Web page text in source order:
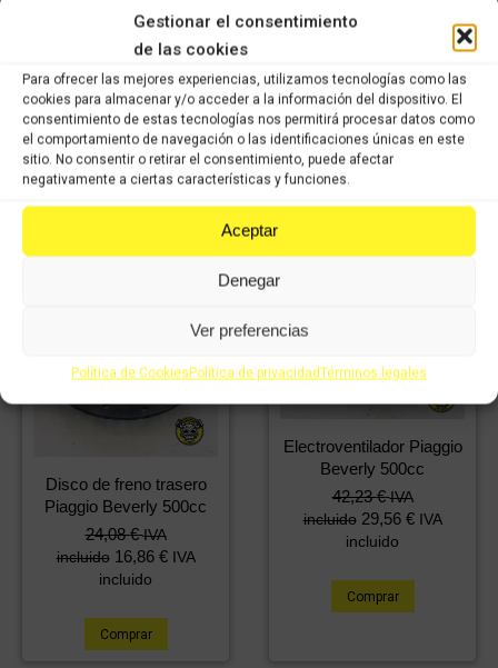
Gestionar el consentimiento
de las cookies
Para ofrecer las mejores experiencias, utilizamos tecnologías como las
cookies para almacenar y/o acceder a la información del dispositivo. El
consentimiento de estas tecnologías nos permitirá procesar datos como
el comportamiento de navegación o las identificaciones únicas en este
sitio. No consentir o retirar el consentimiento, puede afectar
negativamente a ciertas características y funciones.
Aceptar
Denegar
Ver preferencias
Política de CookiesPolítica de privacidadTérminos legales
Cierre de asiento Piaggio
Beverly 500cc
11,98€ IVA
incluido 8,39€ IVA
incluido
incluido
Comprar
Disco de freno trasero
Piaggio Beverly 500cc
24,08€ IVA
incluido 16,86 € IVA
incluido
Comprar
Electroventilador Piaggio
Beverly 500cc
42,23€ IVA
incluido 29,56 € IVA
incluido
Comprar